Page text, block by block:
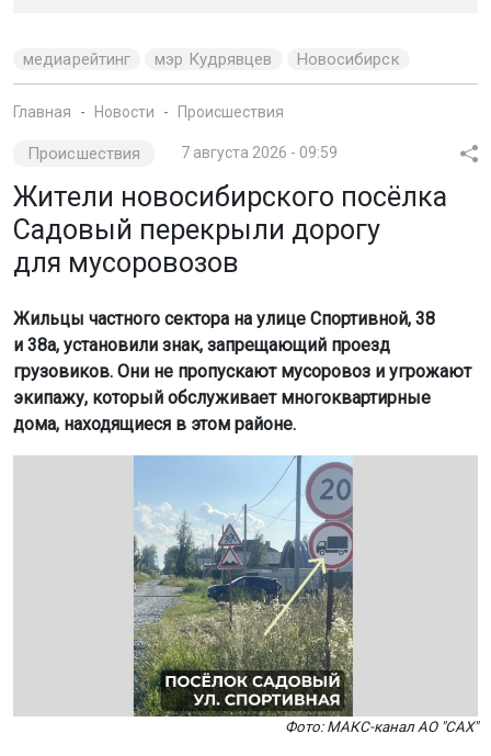
медиарейтинг мэр Кудрявцев Новосибирск
Главная Новости Происшествия
Происшествия 7 августа 2026 - 09:59
Жители новосибирского посёлка
Садовый перекрыли дорогу
для мусоровозов
Жильцы частного сектора на улице Спортивной, 38
и 38а, установили знак, запрещающий проезд
грузовиков. Они не пропускают мусоровоз и угрожают
экипажу, который обслуживает многоквартирные
дома, находящиеся в этом районе.
Фото: МАКС-канал АО "САХ"